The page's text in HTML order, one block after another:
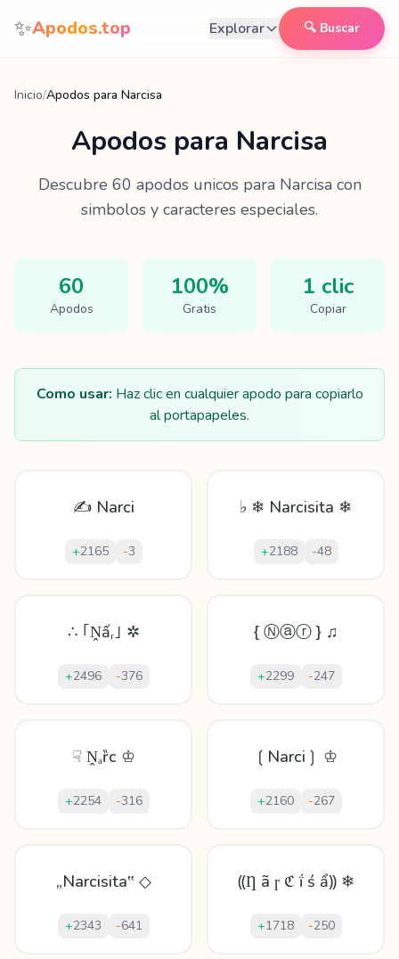
Saltar al contenido
✨Apodos.top Explorar 🔍 Buscar
Inicio/Apodos para Narcisa
Apodos para Narcisa
Descubre 60 apodos unicos para Narcisacon
simbolos y caracteres especiales.
60
Apodos
100%
Gratis
1 clic
Copiar
Como usar: Haz clic en cualquier apodo para copiarlo
al portapapeles.
✍ Narci
+2165 -3
♭ ❄ Narcisita ❄
+2188 -48
∴ ｢Ṋấᵣ｣ ✲
+2496 -376
{ Ⓝⓐⓡ } ♫
+2299 -247
☟ Ṋₐȑс ♔
+2254 -316
❲Narci❳ ♔
+2160 -267
„Narcisita‟ ◇
+2343 -641
⸨Ƞ ã ɼ ℭ ḯ ś ẩ⸩ ❄
+1718 -250